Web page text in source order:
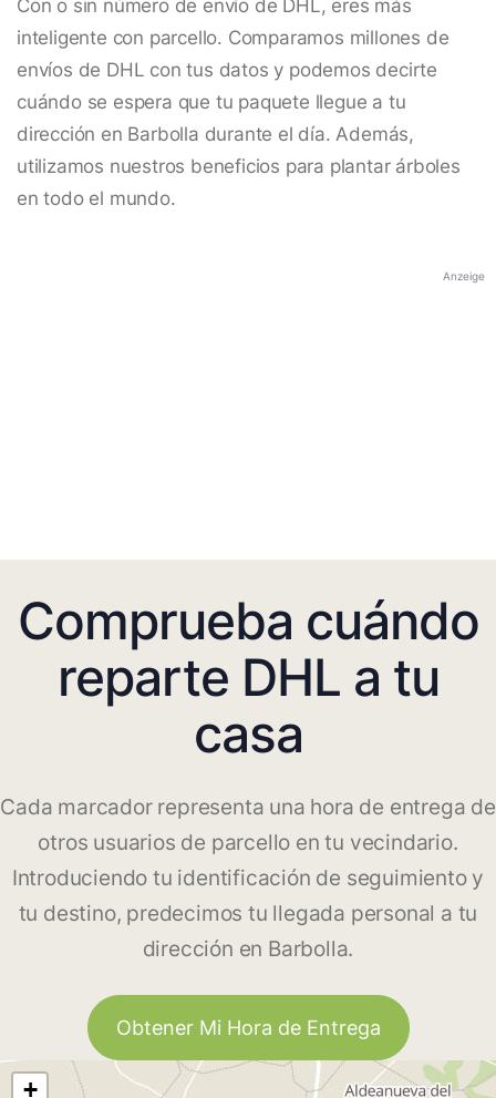
Con o sin número de envío de DHL, eres más
inteligente con parcello. Comparamos millones de
envíos de DHL con tus datos y podemos decirte
cuándo se espera que tu paquete llegue a tu
dirección en Barbolla durante el día. Además,
utilizamos nuestros beneficios para plantar árboles
en todo el mundo.
Anzeige
Comprueba cuándo
reparte DHL a tu
casa
Cada marcador representa una hora de entrega de
otros usuarios de parcello en tu vecindario.
Introduciendo tu identificación de seguimiento y
tu destino, predecimos tu llegada personal a tu
dirección en Barbolla.
Obtener Mi Hora de Entrega
+